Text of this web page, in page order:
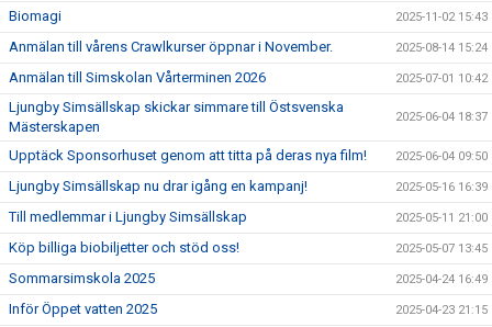
Biomagi 2025-11-02 15:43
Anmälan till vårens Crawlkurser öppnar i November. 2025-08-14 15:24
Anmälan till Simskolan Vårterminen 2026 2025-07-01 10:42
Ljungby Simsällskap skickar simmare till Östsvenska
Mästerskapen
2025-06-04 18:37
Upptäck Sponsorhuset genom att titta på deras nya film! 2025-06-04 09:50
Ljungby Simsällskap nu drar igång en kampanj! 2025-05-16 16:39
Till medlemmar i Ljungby Simsällskap 2025-05-11 21:00
Köp billiga biobiljetter och stöd oss! 2025-05-07 13:45
Sommarsimskola 2025 2025-04-24 16:49
Inför Öppet vatten 2025 2025-04-23 21:15